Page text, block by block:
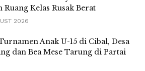
Ruang Kelas Rusak Berat
2026
Anak U-15 di Cibal, Desa
dan Bea Mese Tarung di Partai